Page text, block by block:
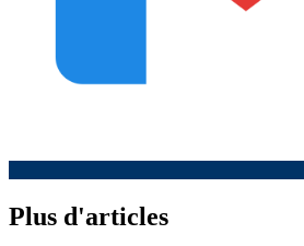
Plus d'articles